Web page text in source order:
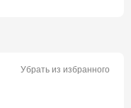
Убрать из избранного